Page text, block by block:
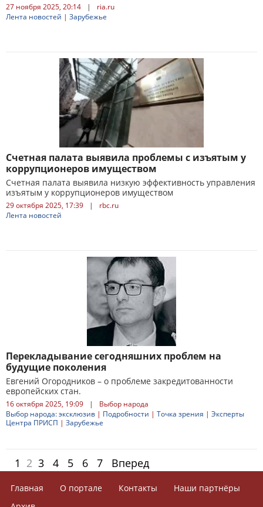
27 ноября 2025, 20:14 |
ria.ru
Лента новостей | Зарубежье
Счетная палата выявила проблемы с изъятым у
коррупционеров имуществом
Счетная палата выявила низкую эффективность управления
изъятым у коррупционеров имуществом
29 октября 2025, 17:39 |
rbc.ru
Лента новостей
Перекладывание сегодняшних проблем на
будущие поколения
Евгений Огородников – о проблеме закредитованности
европейских стан.
16 октября 2025, 19:09 |
Выбор народа
Выбор народа: эксклюзив | Подробности | Точка зрения | Эксперты
Центра ПРИСП | Зарубежье
1 2 3 4 5 6 7 Вперед
Главная О портале Контакты
Наши партнёры